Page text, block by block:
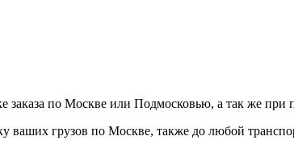
по Москве или Подмосковью, а так же при
грузов по Москве, также до любой